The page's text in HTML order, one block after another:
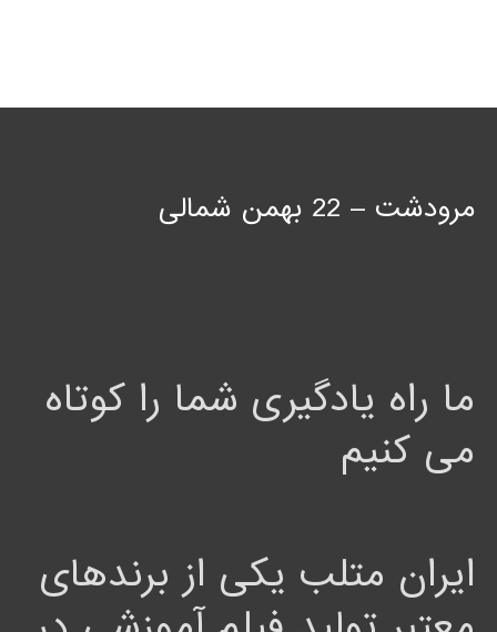
مرودشت – 22 بهمن شمالی
ما راه یادگیری شما را کوتاه
می کنیم
ایران متلب یکی از برندهای